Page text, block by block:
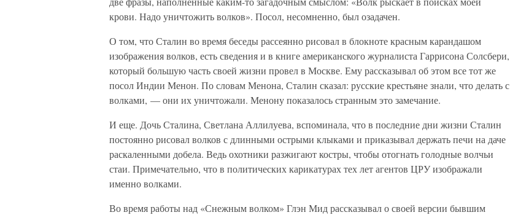
крови. Надо уничтожить волков». Посол, несомненно, был озадачен.
О том, что Сталин во время беседы рассеянно рисовал в блокноте красным карандашом
изображения волков, есть сведения и в книге американского журналиста Гаррисона Солсбери,
который большую часть своей жизни провел в Москве. Ему рассказывал об этом все тот же
посол Индии Менон. По словам Менона, Сталин сказал: русские крестьяне знали, что делать с
волками, — они их уничтожали. Менону показалось странным это замечание.
И еще. Дочь Сталина, Светлана Аллилуева, вспоминала, что в последние дни жизни Сталин
постоянно рисовал волков с длинными острыми клыками и приказывал держать печи на даче
раскаленными добела. Ведь охотники разжигают костры, чтобы отогнать голодные волчьи
стаи. Примечательно, что в политических карикатурах тех лет агентов ЦРУ изображали
именно волками.
Во время работы над «Снежным волком» Глэн Мид рассказывал о своей версии бывшим